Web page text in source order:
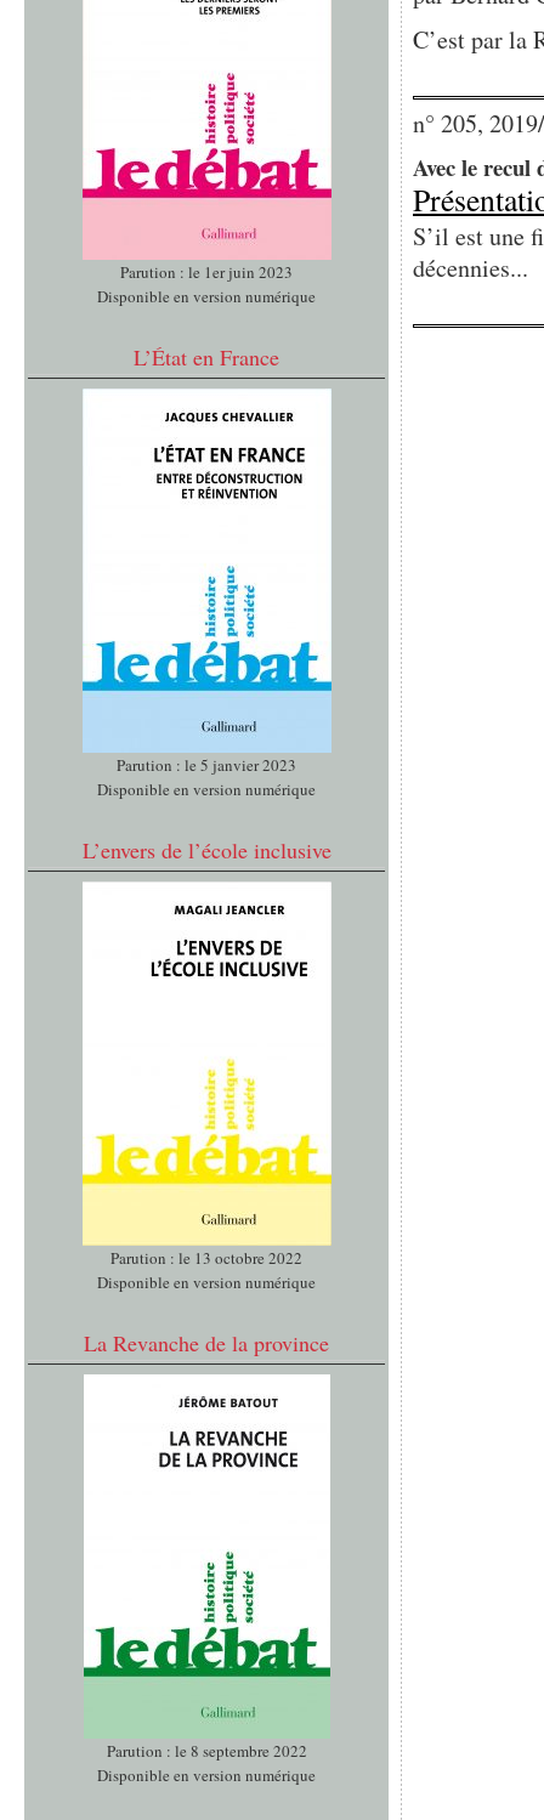
Parution : le 1er juin 2023
Disponible en version numérique
L’État en France
Parution : le 5 janvier 2023
Disponible en version numérique
L’envers de l’école inclusive
Parution : le 13 octobre 2022
Disponible en version numérique
La Revanche de la province
Parution : le 8 septembre 2022
Disponible en version numérique
C’est par la
n° 205,
Avec le recul
S’il est une
décennies...